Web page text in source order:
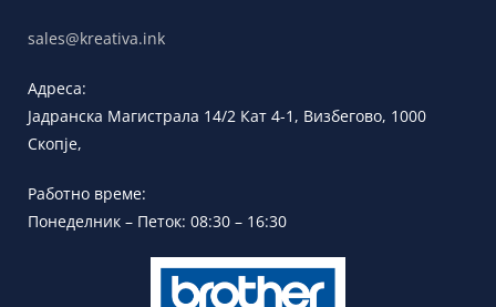
sales@kreativa.ink
Адреса:
Јадранска Магистрала 14/2 Кат 4-1, Визбегово, 1000
Скопје,
Работно време:
Понеделник – Петок: 08:30 – 16:30